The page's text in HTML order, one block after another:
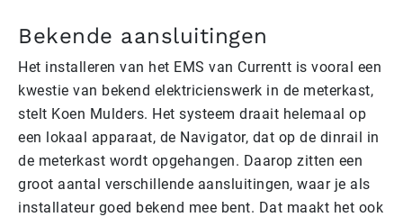
Bekende aansluitingen
Het installeren van het EMS van Currentt is vooral een
kwestie van bekend elektricienswerk in de meterkast,
stelt Koen Mulders. Het systeem draait helemaal op
een lokaal apparaat, de Navigator, dat op de dinrail in
de meterkast wordt opgehangen. Daarop zitten een
groot aantal verschillende aansluitingen, waar je als
installateur goed bekend mee bent. Dat maakt het ook